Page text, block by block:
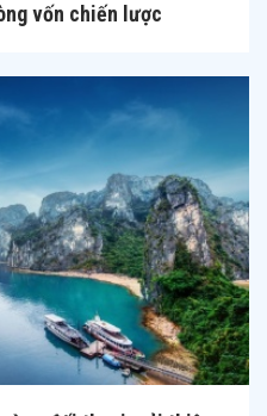
vốn chiến lược